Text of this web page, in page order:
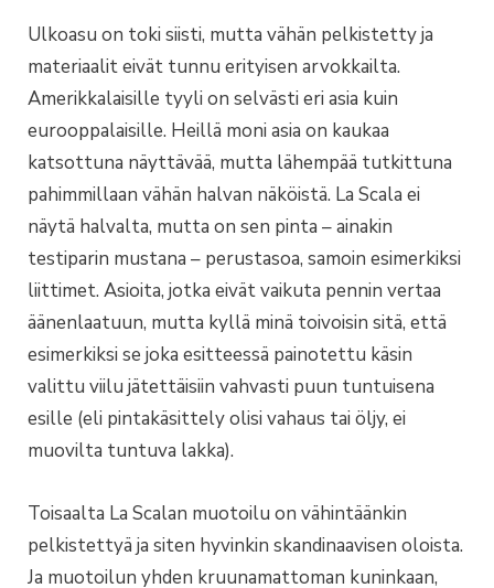
Ulkoasu on toki siisti, mutta vähän pelkistetty ja
materiaalit eivät tunnu erityisen arvokkailta.
Amerikkalaisille tyyli on selvästi eri asia kuin
eurooppalaisille. Heillä moni asia on kaukaa
katsottuna näyttävää, mutta lähempää tutkittuna
pahimmillaan vähän halvan näköistä. La Scala ei
näytä halvalta, mutta on sen pinta – ainakin
testiparin mustana – perustasoa, samoin esimerkiksi
liittimet. Asioita, jotka eivät vaikuta pennin vertaa
äänenlaatuun, mutta kyllä minä toivoisin sitä, että
esimerkiksi se joka esitteessä painotettu käsin
valittu viilu jätettäisiin vahvasti puun tuntuisena
esille (eli pintakäsittely olisi vahaus tai öljy, ei
muovilta tuntuva lakka).
Toisaalta La Scalan muotoilu on vähintäänkin
pelkistettyä ja siten hyvinkin skandinaavisen oloista.
Ja muotoilun yhden kruunamattoman kuninkaan,